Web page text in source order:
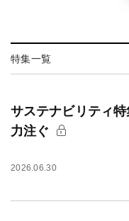
特集一覧
サステナビリティ
力注ぐ
2026.06.30